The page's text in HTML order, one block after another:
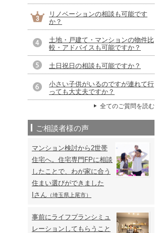
リノベーションの相談も可能です
か？
土地・戸建て・マンションの物件比
較・アドバイスも可能ですか？
土日祝日の相談も可能ですか？
小さい子供がいるのですが連れて行
っても大丈夫ですか？
全てのご質問を読む
ご相談者様の声
マンション検討から2世帯
住宅へ。住宅専門FPに相談
したことで、わが家に合う
住まい選びができました
Iさん （埼玉県上尾市）
事前にライフプランシミュ
レーションしてもらうこと